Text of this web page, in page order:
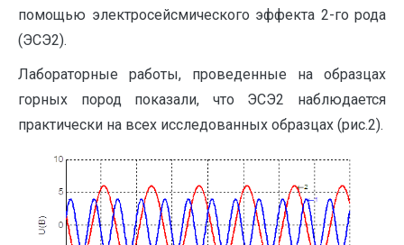
помощью электросейсмического эффекта 2-го рода
(ЭСЭ2).
Лабораторные работы, проведенные на образцах
горных пород показали, что ЭСЭ2 наблюдается
практически на всех исследованных образцах (рис.2).